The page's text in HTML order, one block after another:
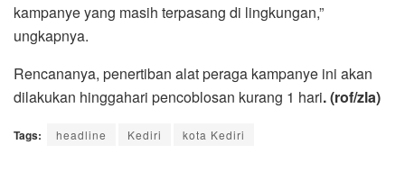
kampanye yang masih terpasang di lingkungan,”
ungkapnya.
Rencananya, penertiban alat peraga kampanye ini akan
dilakukan hinggahari pencoblosan kurang 1 hari. (rof/zla)
Tags: headline Kediri kota Kediri